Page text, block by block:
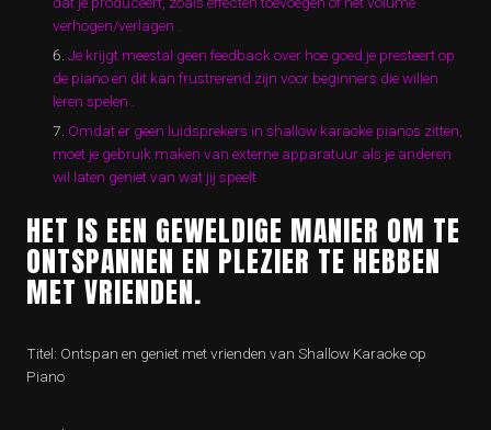
verhogen/verlagen .
Je krijgt meestal geen feedback over hoe goed je presteert op
de piano en dit kan frustrerend zijn voor beginners die willen
leren spelen .
Omdat er geen luidsprekers in shallow karaoke pianos zitten,
moet je gebruik maken van externe apparatuur als je anderen
wil laten geniet van wat jij speelt
HET IS EEN GEWELDIGE MANIER OM TE
ONTSPANNEN EN PLEZIER TE HEBBEN
MET VRIENDEN.
Titel: Ontspan en geniet met vrienden van Shallow Karaoke op
Piano